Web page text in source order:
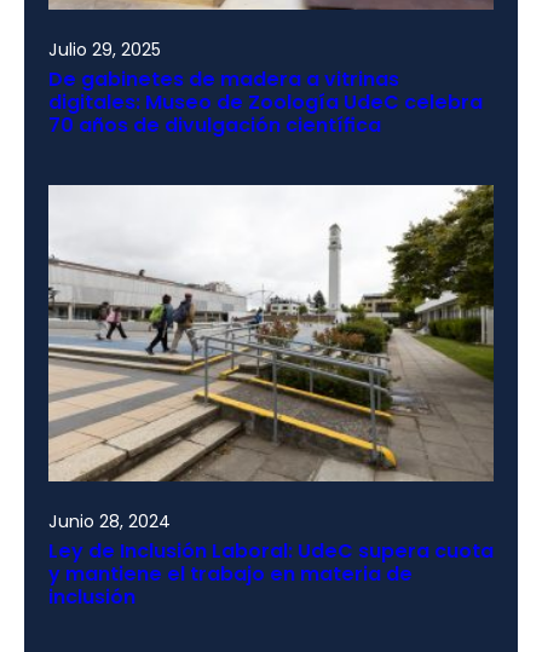
Julio 29, 2025
De gabinetes de madera a vitrinas
digitales: Museo de Zoología UdeC celebra
70 años de divulgación científica
Junio 28, 2024
Ley de Inclusión Laboral: UdeC supera cuota
y mantiene el trabajo en materia de
inclusión